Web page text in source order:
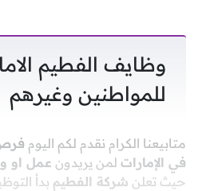
وظايف الفطيم
للمواطنين وغيرهم
متابيعنا الكرام نقدم لكم اليوم
في الإماراتلمن يريدون عمل او
حيث تعلن شركة الفطيم بدأ